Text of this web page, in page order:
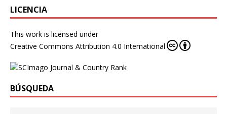
LICENCIA
This work is licensed under
Creative Commons Attribution 4.0 International
BÚSQUEDA